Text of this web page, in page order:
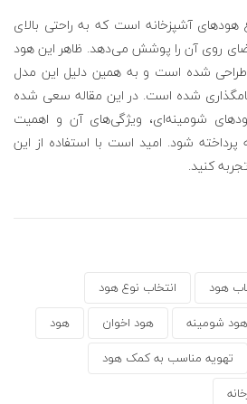
هودهای آشپزخانه است که به راحتی بالای
فضای روی آن را پوشش می‌دهد. ظاهر این هود
شده است و به همین دلیل این مدل
شده است. در این مقاله سعی شده
شومینه‌ای، ویژگی‌های آن و اهمیت
پرداخته شود. امید است با استفاده از این
کنید.
هود
انتخاب نوع هود
تهویه مناسب به کمک هود
هود هود اخوان هود شومینه